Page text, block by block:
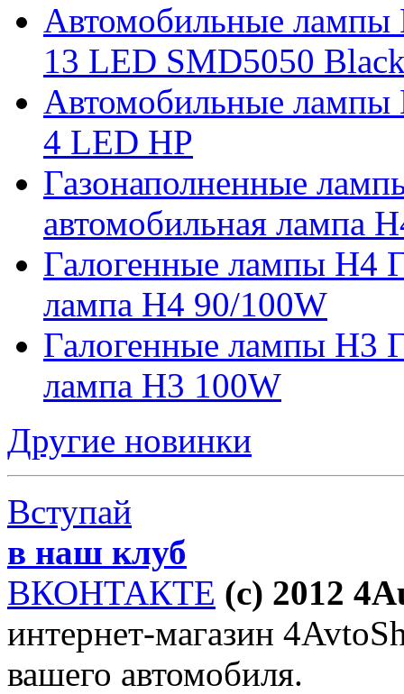
Автомобильные лампы
13 LED SMD5050
Автомобильные лампы
4 LED HP
Газонаполненные
автомобильная лампа
Галогенные лампы H4
лампа H4 90/100W
Галогенные лампы H3
лампа H3 100W
Другие новинки
Вступай
в наш клуб
ВКОНТАКТЕ (c) 2012
интернет-магазин
вашего автомобиля.